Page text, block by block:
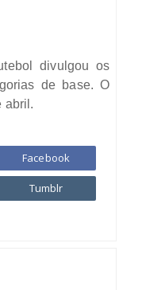
divulgou os
de base. O
abril.
Facebook
Tumblr